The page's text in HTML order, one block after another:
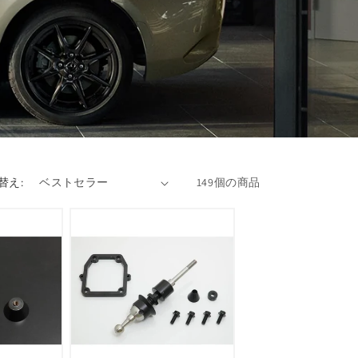
え: 149個の商品